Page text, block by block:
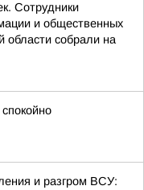
Сотрудники
и общественных
области собрали на
и разгром ВСУ: